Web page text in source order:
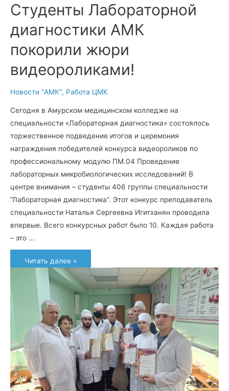
Студенты Лабораторной
диагностики АМК
покорили жюри
видеороликами!
Новости "АМК", Работа ЦМК
Сегодня в Амурском медицинском колледже на
специальности «Лабораторная диагностика» состоялось
торжественное подведение итогов и церемония
награждения победителей конкурса видеороликов по
профессиональному модулю ПМ.04 Проведение
лабораторных микробиологических исследований! В
центре внимания – студенты 406 группы специальности
“Лабораторная диагностика”. Этот конкурс преподаватель
специальности Наталья Сергеевна Игитханян проводила
впервые. Всего конкурсных работ было 10. Каждая работа
– это …
Студенты
Лабораторной
диагностики
покорили
видеороликами!
Читать далее »